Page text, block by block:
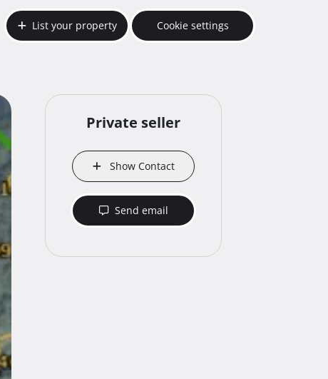
List your property Cookie settings
Private seller
Show Contact
Send email